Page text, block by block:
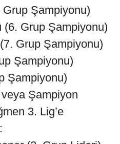
Şampiyonu)
Grup Şampiyonu)
Grup Şampiyonu)
Şampiyonu)
Şampiyonu)
Şampiyon
3. Lig’e